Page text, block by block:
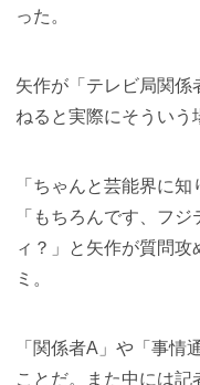
った。
矢作が「テレビ局関
ねると実際にそういう
「ちゃんと芸能界に
「もちろんです、フ
ィ？」と矢作が質問
ミ。
「関係者A」や「事
ことだ。また中には記